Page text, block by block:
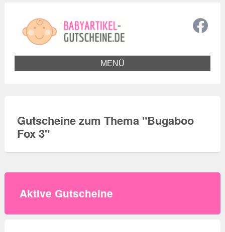
MENÜ
Gutscheine zum Thema "Bugaboo
Fox 3"
Aktive Gutscheine